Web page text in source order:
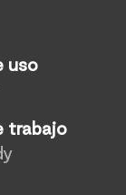
uso
trabajo